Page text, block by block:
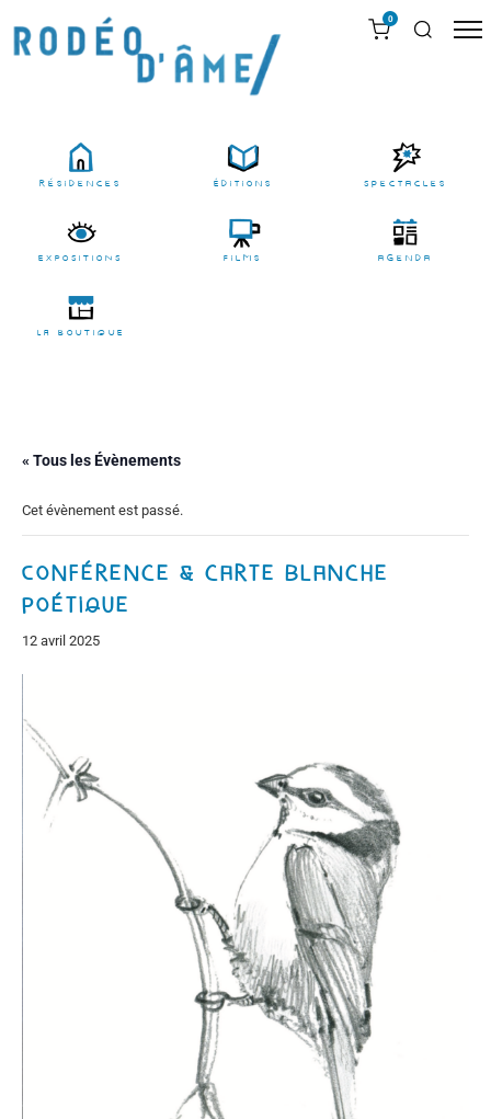
0
résidences Éditions Spectacles
EXPOSITIONS films agenda
LA BOUTIQUE
« Tous les Évènements
Cet évènement est passé.
Conférence & carte blanche
poétique
12 avril 2025